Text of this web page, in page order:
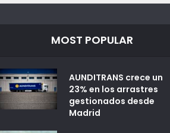
MOST POPULAR
AUNDITRANS crece un
23% en los arrastres
gestionados desde
Madrid